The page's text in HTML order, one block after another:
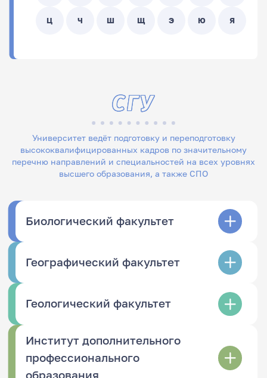
Ц Ч Ш Щ Э Ю Я
Университет ведёт подготовку и переподготовку
высококвалифицированных кадров по значительному
перечню направлений и специальностей на всех уровнях
высшего образования, а также СПО
СГУ
Биологический факультет
Географический факультет
Геологический факультет
Институт дополнительного
профессионального
образования